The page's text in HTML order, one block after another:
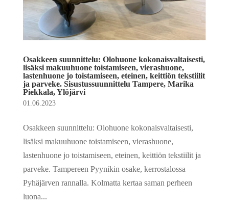
Osakkeen suunnittelu: Olohuone kokonaisvaltaisesti,
lisäksi makuuhuone toistamiseen, vierashuone,
lastenhuone jo toistamiseen, eteinen, keittiön tekstiilit
ja parveke. Sisustussuunnittelu Tampere, Marika
Piekkala, Ylöjärvi
01.06.2023
Osakkeen suunnittelu: Olohuone kokonaisvaltaisesti,
lisäksi makuuhuone toistamiseen, vierashuone,
lastenhuone jo toistamiseen, eteinen, keittiön tekstiilit ja
parveke. Tampereen Pyynikin osake, kerrostalossa
Pyhäjärven rannalla. Kolmatta kertaa saman perheen
luona...